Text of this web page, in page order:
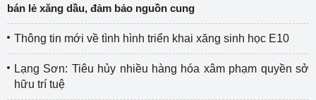
bán lẻ xăng dầu, đảm bảo nguồn cung
Thông tin mới về tình hình triển khai xăng sinh học E10
Lạng Sơn: Tiêu hủy nhiều hàng hóa xâm phạm quyền sở
hữu trí tuệ